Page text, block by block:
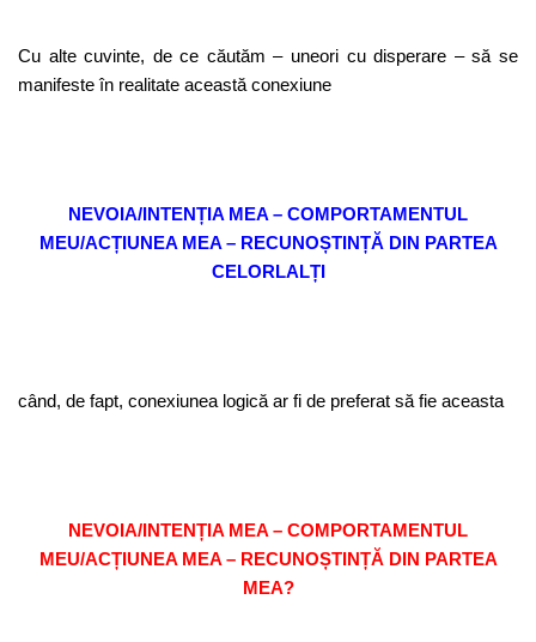
Cu alte cuvinte, de ce căutăm – uneori cu disperare – să se
manifeste în realitate această conexiune
NEVOIA/INTENȚIA MEA – COMPORTAMENTUL
MEU/ACȚIUNEA MEA – RECUNOȘTINȚĂ DIN PARTEA
CELORLALȚI
când, de fapt, conexiunea logică ar fi de preferat să fie aceasta
NEVOIA/INTENȚIA MEA – COMPORTAMENTUL
MEU/ACȚIUNEA MEA – RECUNOȘTINȚĂ DIN PARTEA
MEA?